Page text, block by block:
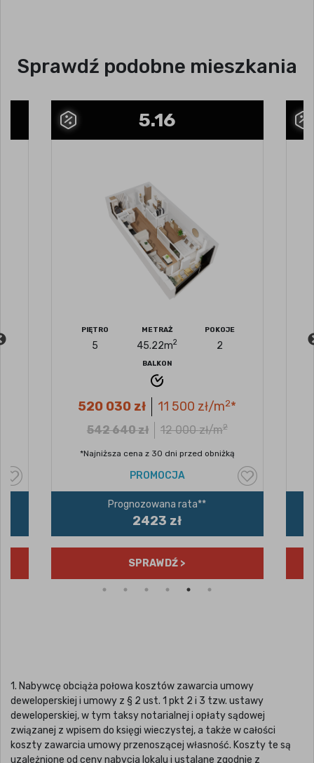
Sprawdź podobne mieszkania
5.16
PIĘTRO
5
METRAŻ
45.22m2
POKOJE
2
BALKON
520 030 zł 11 500 zł/m2*
542 640zł 12 000zł/m2
*Najniższa cena z 30 dni przed obniżką
PROMOCJA
Prognozowana rata**
2423 zł
SPRAWDŹ >
1. Nabywcę obciąża połowa kosztów zawarcia umowy
deweloperskiej i umowy z § 2 ust. 1 pkt 2 i 3 tzw. ustawy
deweloperskiej, w tym taksy notarialnej i opłaty sądowej
związanej z wpisem do księgi wieczystej, a także w całości
koszty zawarcia umowy przenoszącej własność. Koszty te są
uzależnione od ceny nabycia lokalu i ustalane zgodnie z